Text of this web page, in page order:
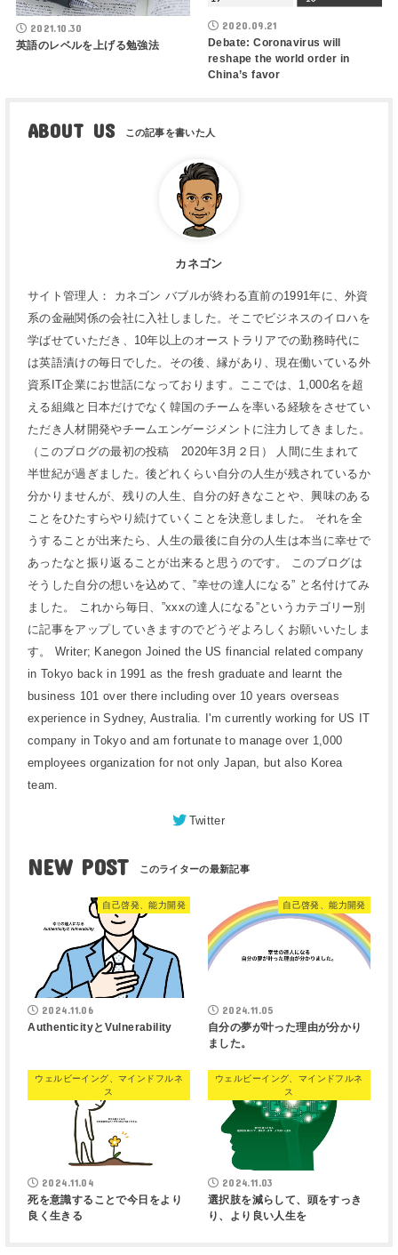
2021.10.30
英語のレベルを上げる勉強法
2020.09.21
Debate: Coronavirus will
reshape the world order in
China’s favor
ABOUT US
カネゴン
サイト管理人： カネゴン バブルが終わる直前の1991年に、外資
系の金融関係の会社に入社しました。そこでビジネスのイロハを
学ばせていただき、10年以上のオーストラリアでの勤務時代に
は英語漬けの毎日でした。その後、縁があり、現在働いている外
資系IT企業にお世話になっております。ここでは、1,000名を超
える組織と日本だけでなく韓国のチームを率いる経験をさせてい
ただき人材開発やチームエンゲージメントに注力してきました。
（このブログの最初の投稿 2020年3月２日） 人間に生まれて
半世紀が過ぎました。後どれくらい自分の人生が残されているか
分かりませんが、残りの人生、自分の好きなことや、興味のある
ことをひたすらやり続けていくことを決意しました。 それを全
うすることが出来たら、人生の最後に自分の人生は本当に幸せで
あったなと振り返ることが出来ると思うのです。 このブログは
そうした自分の想いを込めて、”幸せの達人になる” と名付けてみ
ました。 これから毎日、”xxxの達人になる”というカテゴリー別
に記事をアップしていきますのでどうぞよろしくお願いいたしま
す。 Writer; Kanegon Joined the US financial related company
in Tokyo back in 1991 as the fresh graduate and learnt the
business 101 over there including over 10 years overseas
experience in Sydney, Australia. I'm currently working for US IT
company in Tokyo and am fortunate to manage over 1,000
employees organization for not only Japan, but also Korea
team.
Twitter
NEW POST
自己啓発、能力開発
2024.11.06
AuthenticityとVulnerability
自己啓発、能力開発
2024.11.05
自分の夢が叶った理由が分かり
ました。
ウェルビーイング、マインドフルネ
ス
2024.11.04
死を意識することで今日をより
良く生きる
ウェルビーイング、マインドフルネ
ス
2024.11.03
選択肢を減らして、頭をすっき
り、より良い人生を